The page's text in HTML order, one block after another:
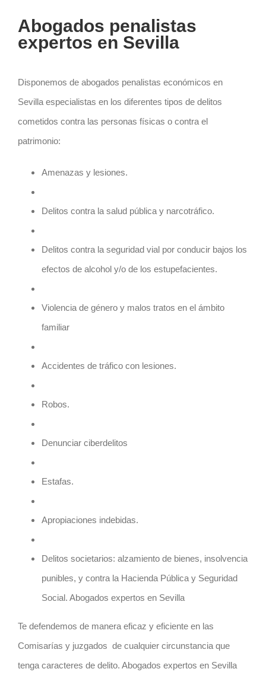
Abogados penalistas
expertos en Sevilla
Disponemos de abogados penalistas económicos en
Sevilla especialistas en los diferentes tipos de delitos
cometidos contra las personas físicas o contra el
patrimonio:
Amenazas y lesiones.
Delitos contra la salud pública y narcotráfico.
Delitos contra la seguridad vial por conducir bajos los
efectos de alcohol y/o de los estupefacientes.
Violencia de género y malos tratos en el ámbito
familiar
Accidentes de tráfico con lesiones.
Robos.
Denunciar ciberdelitos
Estafas.
Apropiaciones indebidas.
Delitos societarios: alzamiento de bienes, insolvencia
punibles, y contra la Hacienda Pública y Seguridad
Social. Abogados expertos en Sevilla
Te defendemos de manera eficaz y eficiente en las
Comisarías y juzgados de cualquier circunstancia que
tenga caracteres de delito. Abogados expertos en Sevilla